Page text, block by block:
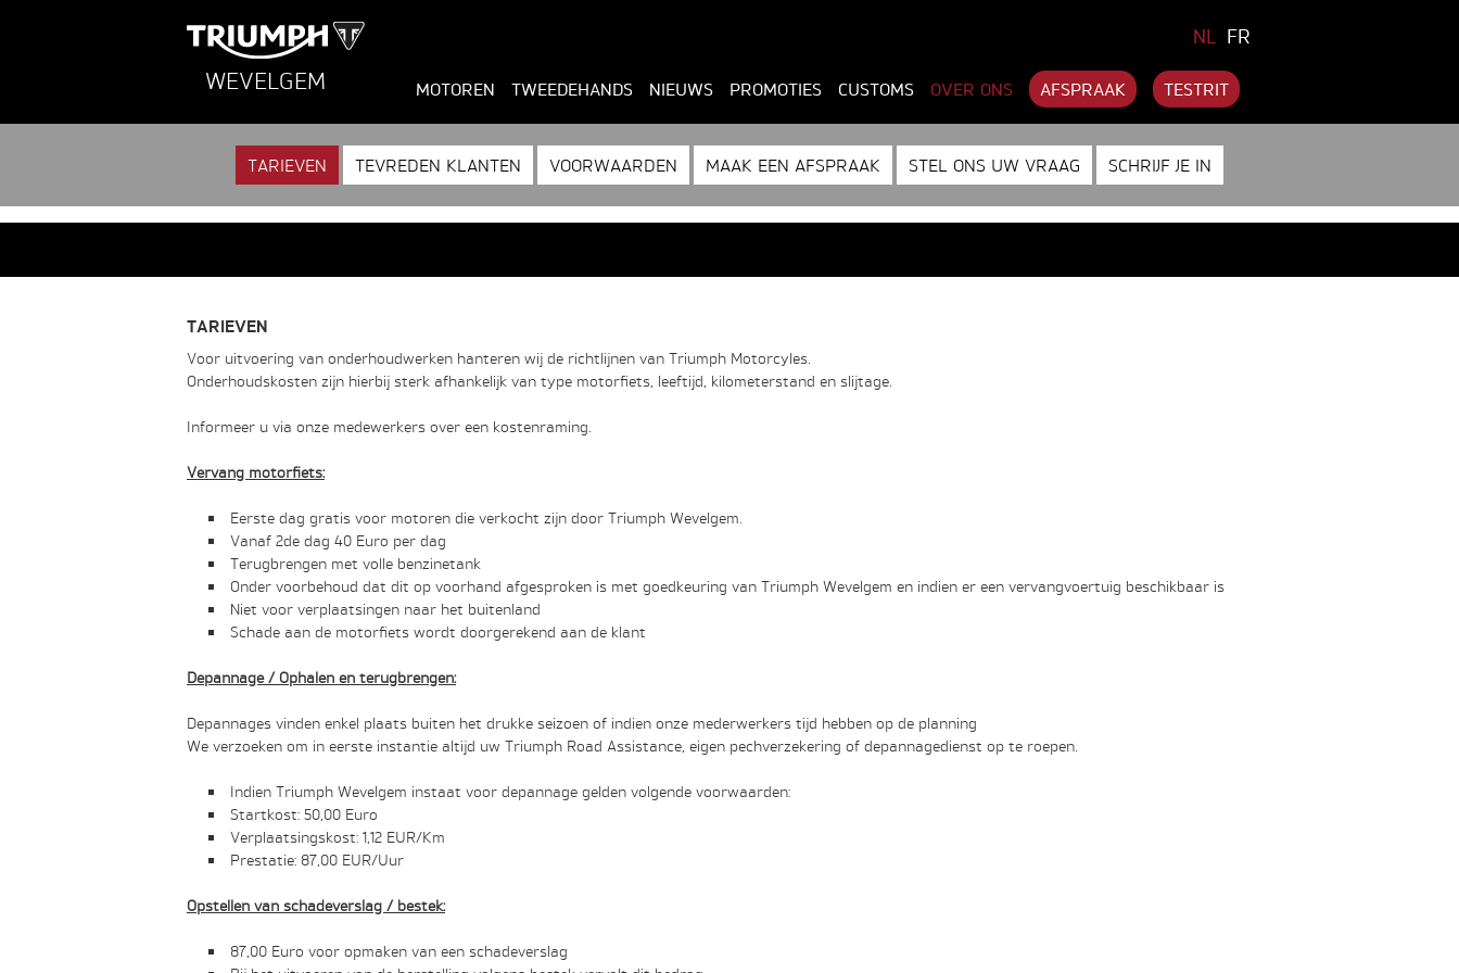
NL FR
MOTOREN TWEEDEHANDS NIEUWS PROMOTIES CUSTOMS OVER ONS AFSPRAAK TESTRIT
WEVELGEM
TARIEVEN TEVREDEN KLANTEN VOORWAARDEN MAAK EEN AFSPRAAK STEL ONS UW VRAAG SCHRIJF JE IN
TARIEVEN
Voor uitvoering van onderhoudwerken hanteren wij de richtlijnen van Triumph Motorcyles.
Onderhoudskosten zijn hierbij sterk afhankelijk van type motorfiets, leeftijd, kilometerstand en slijtage.
Informeer u via onze medewerkers over een kostenraming.
Vervang motorfiets:
Eerste dag gratis voor motoren die verkocht zijn door Triumph Wevelgem.
Vanaf 2de dag 40 Euro per dag
Terugbrengen met volle benzinetank
Onder voorbehoud dat dit op voorhand afgesproken is met goedkeuring van Triumph Wevelgem en indien er een vervangvoertuig beschikbaar is
Niet voor verplaatsingen naar het buitenland
Schade aan de motorfiets wordt doorgerekend aan de klant
Depannage / Ophalen en terugbrengen:
Depannages vinden enkel plaats buiten het drukke seizoen of indien onze mederwerkers tijd hebben op de planning
We verzoeken om in eerste instantie altijd uw Triumph Road Assistance, eigen pechverzekering of depannagedienst op te roepen.
Indien Triumph Wevelgem instaat voor depannage gelden volgende voorwaarden:
Startkost: 50,00 Euro
Verplaatsingskost: 1,12 EUR/Km
Prestatie: 87,00 EUR/Uur
Opstellen van schadeverslag / bestek:
87,00 Euro voor opmaken van een schadeverslag